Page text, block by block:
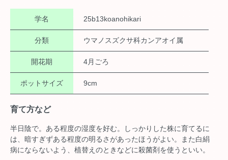
学名 25b13koanohikari
分類 ウマノスズクサ科カンアオイ属
開花期 4月ごろ
ポットサイズ 9cm
育て方など
半日陰で。ある程度の湿度を好む。しっかりした株に育てるに
は、暗すぎずある程度の明るさがあったほうがよい。また白絹
病にならないよう、植替えのときなどに殺菌剤を使うといい。